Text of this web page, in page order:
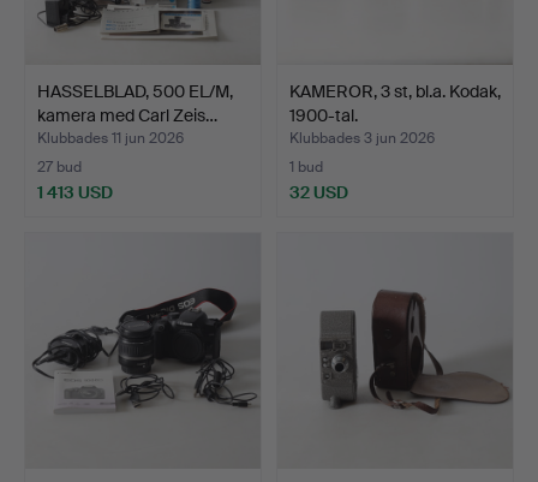
HASSELBLAD, 500 EL/M,
kamera med Carl Zeis…
Klubbades 11 jun 2026
27 bud
1 413 USD
KAMEROR, 3 st, bl.a. Kodak,
1900-tal.
Klubbades 3 jun 2026
1 bud
32 USD